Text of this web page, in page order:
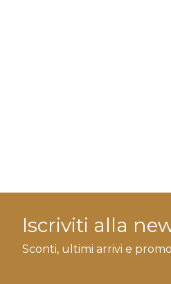
Iscriviti alla
Sconti, ultimi arrivi e